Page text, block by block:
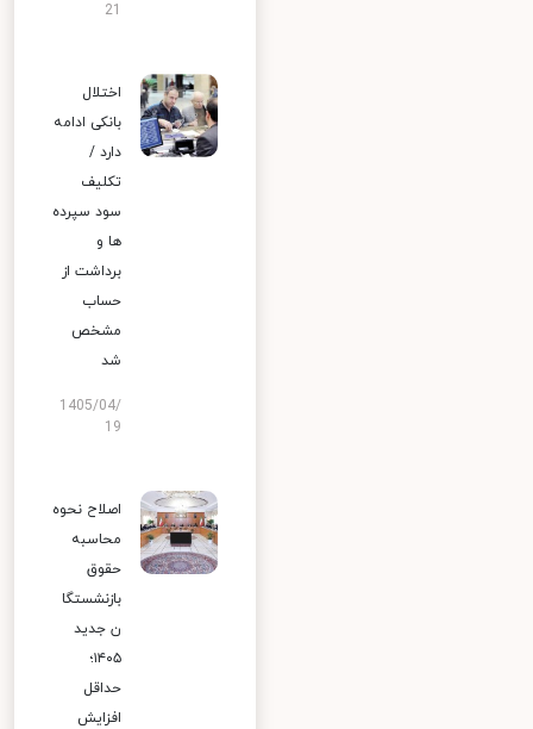
اختلال
بانکی ادامه
دارد /
تکلیف
سود سپرده
ها و
برداشت از
حساب
مشخص
شد
1405/04/
19
اصلاح نحوه
محاسبه
حقوق
بازنشستگا
ن جدید
۱۴۰۵؛
حداقل
افزایش